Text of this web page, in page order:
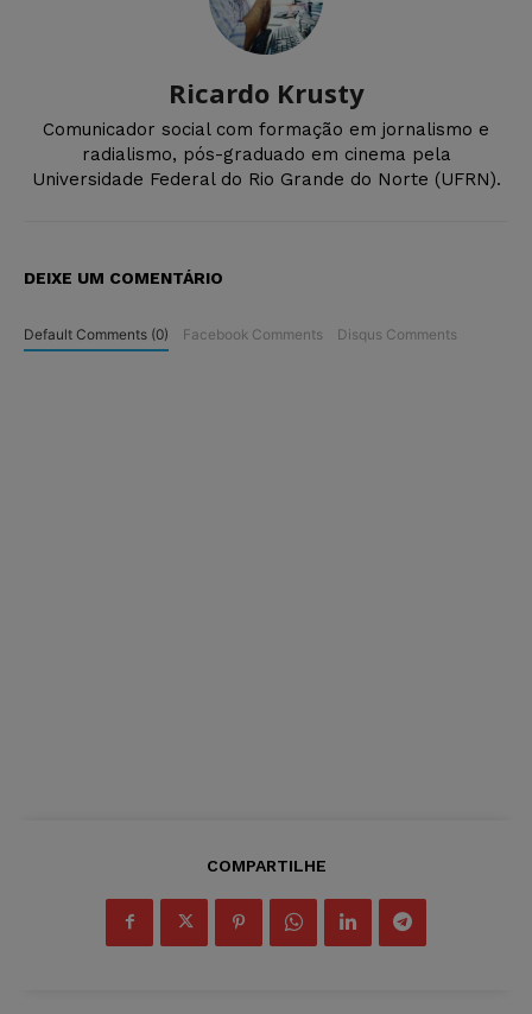
Ricardo Krusty
Comunicador social com formação em jornalismo e
radialismo, pós-graduado em cinema pela
Universidade Federal do Rio Grande do Norte (UFRN).
DEIXE UM COMENTÁRIO
Default Comments (0) Facebook Comments Disqus Comments
COMPARTILHE